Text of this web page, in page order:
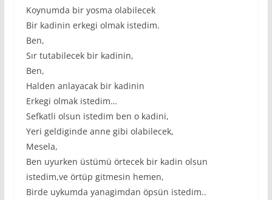
Koynumda bir yosma olabilecek
Bir kadinin erkegi olmak istedim.
Ben,
Sır tutabilecek bir kadinin,
Ben,
Halden anlayacak bir kadinin
Erkegi olmak istedim…
Sefkatli olsun istedim ben o kadini,
Yeri geldiginde anne gibi olabilecek,
Mesela,
Ben uyurken üstümü örtecek bir kadin olsun
istedim,ve örtüp gitmesin hemen,
Birde uykumda yanagimdan öpsün istedim..